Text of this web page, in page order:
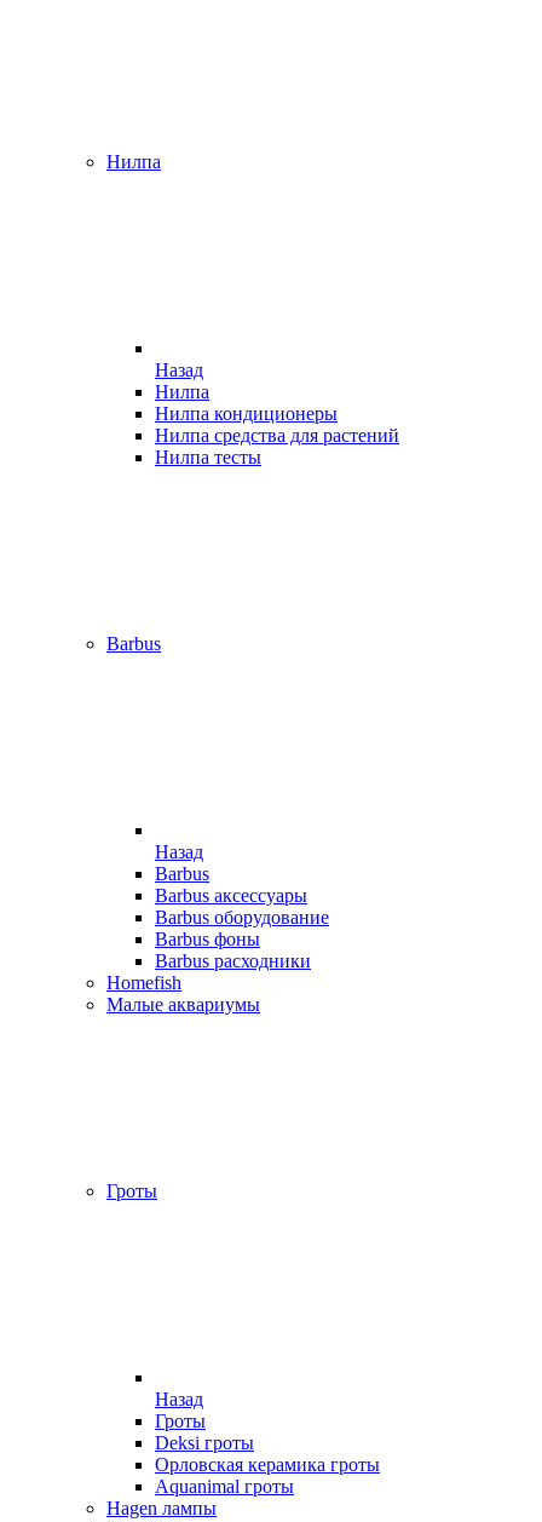
Нилпа
Назад
Нилпа
Нилпа кондиционеры
Нилпа средства для растений
Нилпа тесты
Barbus
Назад
Barbus
Barbus аксессуары
Barbus оборудование
Barbus фоны
Barbus расходники
Homefish
Малые аквариумы
Гроты
Назад
Гроты
Deksi гроты
Орловская керамика гроты
Aquanimal гроты
Hagen лампы